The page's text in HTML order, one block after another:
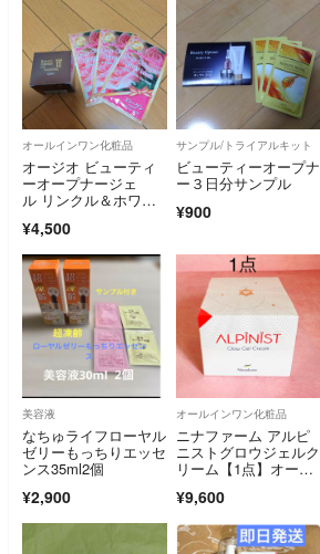
オールインワン化粧品
オージオ ビューティ
ーオープナージェ
ル リンクル＆ホワイ
¥4,500
サンプル/トライアルキット
ビューティーオープナ
ー３日分サンプル
¥900
美容液
なちゅライフローヤル
ゼリーもっちりエッセ
ンス35ml2個
¥2,900
オールインワン化粧品
ニナファーム アルピ
ニストグロウジェルク
リーム【1点】オール
ム
¥9,600